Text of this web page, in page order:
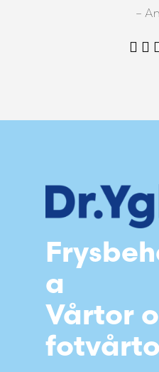
–
a
Vårtor